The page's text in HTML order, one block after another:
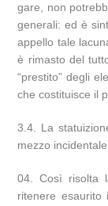
gare, non
generali: ed è
appello tale
è rimasto del
“prestito” degli
che costituisce il
3.4. La
mezzo
Così risolta
ritenere esaurito